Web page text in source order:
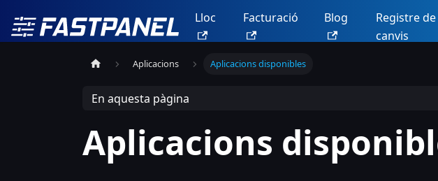
Lloc Facturació Blog
Registre de
canvis
Aplicacions Aplicacions disponibles
En aquesta pàgina
Aplicacions